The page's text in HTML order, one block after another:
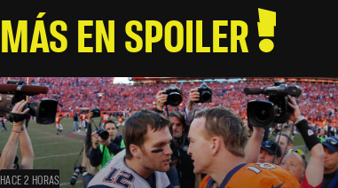
MÁS EN SPOILER
HACE 2 HORAS